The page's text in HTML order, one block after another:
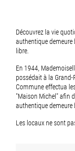
Découvrez la vie
authentique demeure
libre.
En 1944,
possédait à la
Commune effectua
"Maison Michel" afin
authentique demeure
Les locaux ne sont